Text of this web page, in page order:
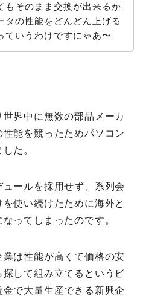
もそのまま交換が出来るか
タの性能をどんどん上げる
ていうわけですにゃあ〜
界中に無数の部品メーカ
能を競ったためパソコン
た。
ールを採用せず、系列会
使い続けたために海外と
ってしまったのです。
は性能が高くて価格の安
して組み立てるというビ
で大量生産できる新興企